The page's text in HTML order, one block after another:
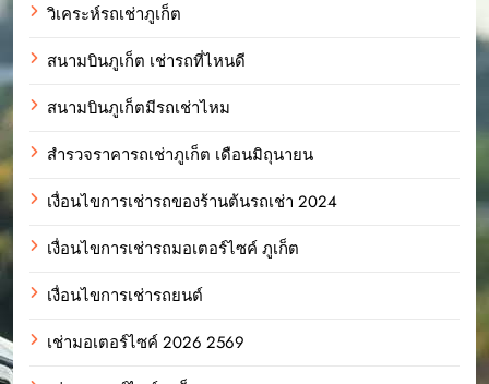
วิเคระห์รถเช่าภูเก็ต
สนามบินภูเก็ต เช่ารถที่ไหนดี
สนามบินภูเก็ตมีรถเช่าไหม
สำรวจราคารถเช่าภูเก็ต เดือนมิถุนายน
เงื่อนไขการเช่ารถของร้านต้นรถเช่า 2024
เงื่อนไขการเช่ารถมอเตอร์ไซค์ ภูเก็ต
เงื่อนไขการเช่ารถยนต์
เช่ามอเตอร์ไซค์ 2026 2569